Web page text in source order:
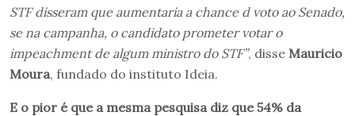
STF disseram que aumentaria a chance d voto ao Senado,
se na campanha, o candidato prometer votar o
impeachment de algum ministro do STF”, disse Mauricio
Moura, fundado do instituto Ideia.
E o pior é que a mesma pesquisa diz que 54% da